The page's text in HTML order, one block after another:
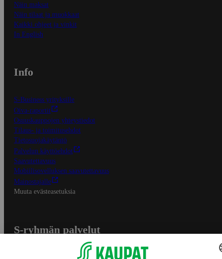
Näin maksat
Näin tilaat ja muokkaat
Kaikki ohjeet ja vinkit
In English
Info
S-Business yrityksille
Oiva-raportit
Osuuskauppojen yhteystiedot
Tilaus- ja toimitusehdot
Tietosuojakäytäntö
Palvelun käyttöehdot
Saavutettavuus
Mobiilisovelluksen saavutettavuus
Mainostajalle
Muuta evästeasetuksia
S-ryhmän palvelut